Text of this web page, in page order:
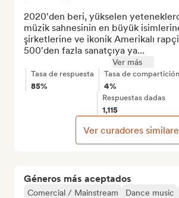
Géneros más aceptados
Comercial / Mainstream Dance music
2020'den beri, yükselen
müzik sahnesinin en büyük
şirketlerine ve ikonik Amerikalı
500'den fazla sanatçıya ya...
Ver más
Tasa de respuesta
85%
Tasa de compartición
4%
Respuestas dadas
1,115
Ver curadores